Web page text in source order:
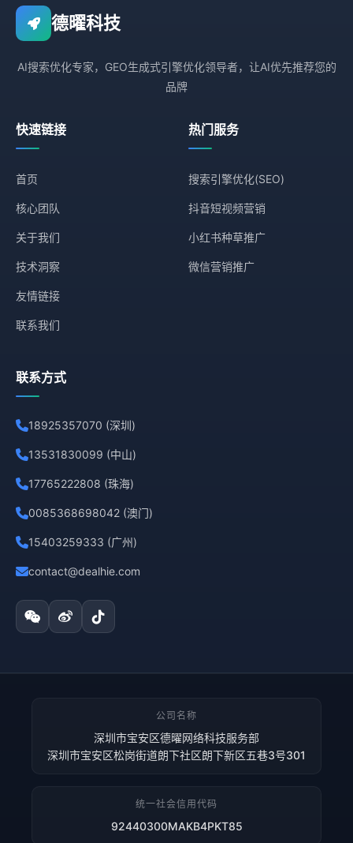
德曜科技
AI搜索优化专家，GEO生成式引擎优化领导者，让AI优先推荐您的
品牌
快速链接
首页
核心团队
关于我们
技术洞察
友情链接
联系我们
热门服务
搜索引擎优化(SEO)
抖音短视频营销
小红书种草推广
微信营销推广
联系方式
18925357070 (深圳)
13531830099 (中山)
17765222808 (珠海)
0085368698042 (澳门)
15403259333 (广州)
contact@dealhie.com
公司名称
深圳市宝安区德曜网络科技服务部
深圳市宝安区松岗街道朗下社区朗下新区五巷3号301
统一社会信用代码
92440300MAKB4PKT85